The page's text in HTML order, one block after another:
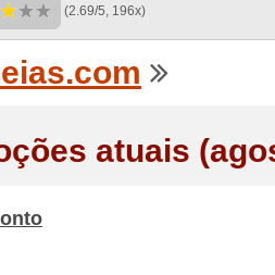
(2.69/5, 196x)
atuais